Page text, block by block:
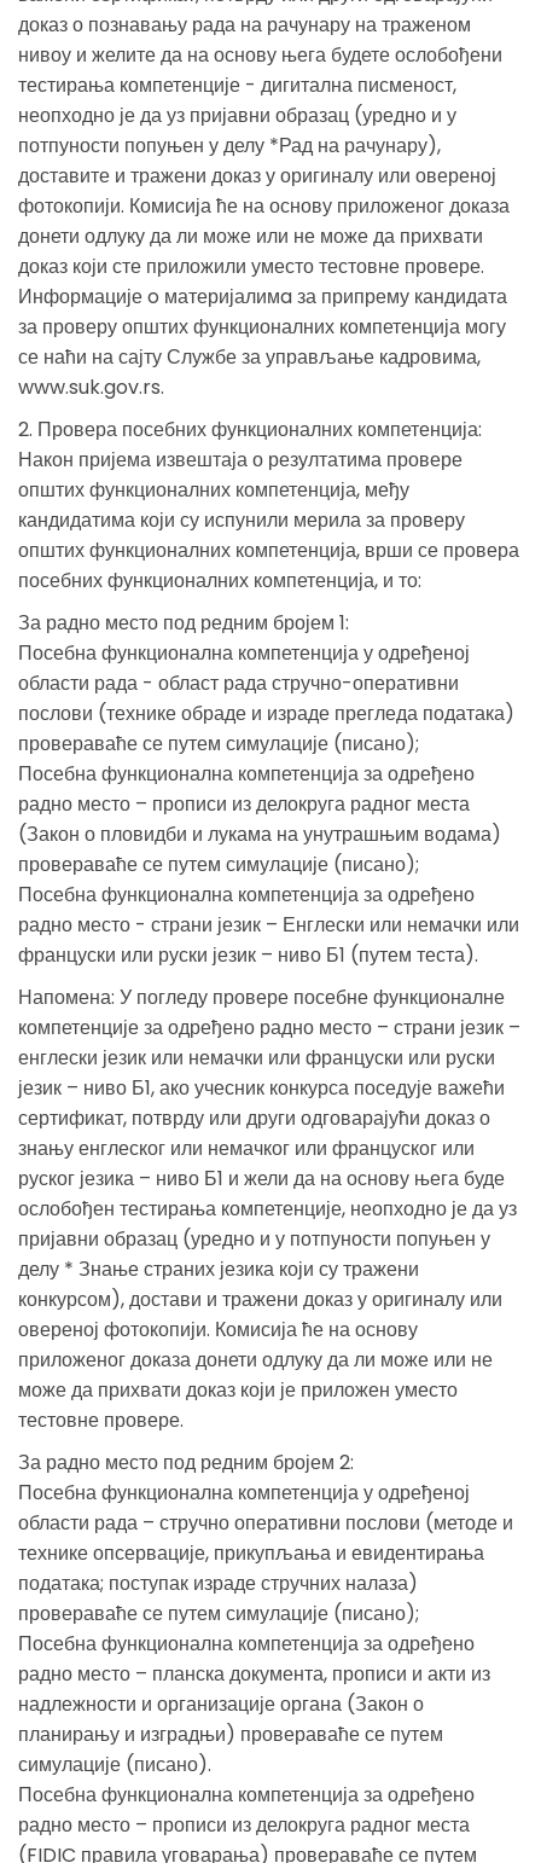
доказ о познавању рада на рачунару на траженом
нивоу и желите да на основу њега будете ослобођени
тестирања компетенције - дигитална писменост,
неопходно је да уз пријавни образац (уредно и у
потпуности попуњен у делу *Рад на рачунару),
доставите и тражени доказ у оригиналу или овереној
фотокопији. Комисија ће на основу приложеног доказа
донети одлуку да ли може или не може да прихвати
доказ који сте приложили уместо тестовне провере.
Информације o материјалимa за припрему кандидата
за проверу општих функционалних компетенција могу
се наћи на сајту Службе за управљање кадровима,
www.suk.gov.rs.
2. Провера посебних функционалних компетенција:
Након пријема извештаја о резултатима провере
општих функционалних компетенција, међу
кандидатима који су испунили мерила за проверу
општих функционалних компетенција, врши се провера
посебних функционалних компетенција, и то:
За радно место под редним бројем 1:
Посебна функционална компетенција у одређеној
области рада - област рада стручно-оперативни
послови (технике обраде и израде прегледа података)
провераваће се путем симулације (писано);
Посебна функционална компетенција за одређено
радно место – прописи из делокруга радног места
(Закон о пловидби и лукама на унутрашњим водама)
провераваће се путем симулације (писано);
Посебна функционална компетенција за одређено
радно место - страни језик – Енглески или немачки или
француски или руски језик – ниво Б1 (путем теста).
Напомена: У погледу провере посебне функционалне
компетенције за одређено радно место – страни језик –
енглески језик или немачки или француски или руски
језик – ниво Б1, ако учесник конкурса поседује важећи
сертификат, потврду или други одговарајући доказ о
знању енглеског или немачког или француског или
руског језика – ниво Б1 и жели да на основу њега буде
ослобођен тестирања компетенције, неопходно је да уз
пријавни образац (уредно и у потпуности попуњен у
делу * Знање страних језика који су тражени
конкурсом), достави и тражени доказ у оригиналу или
овереној фотокопији. Комисија ће на основу
приложеног доказа донети одлуку да ли може или не
може да прихвати доказ који је приложен уместо
тестовне провере.
За радно место под редним бројем 2:
Посебна функционална компетенција у одређеној
области рада – стручно оперативни послови (методе и
технике опсервације, прикупљања и евидентирања
података; поступак израде стручних налаза)
провераваће се путем симулације (писано);
Посебна функционална компетенција за одређено
радно место – планска документа, прописи и акти из
надлежности и организације органа (Закон о
планирању и изградњи) провераваће се путем
симулације (писано).
Посебна функционална компетенција за одређено
радно место – прописи из делокруга радног места
(FIDIC правила уговарања) провераваће се путем